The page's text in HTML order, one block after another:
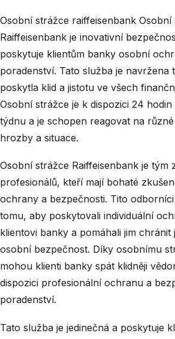
Osobní strážce raiffeisenbank Osobní
Raiffeisenbank je inovativní
poskytuje klientům banky osobní
poradenství. Tato služba je navržena
poskytla klid a jistotu ve všech
Osobní strážce je k dispozici 24
týdnu a je schopen reagovat na
hrozby a situace.
Osobní strážce Raiffeisenbank je tým
profesionálů, kteří mají bohaté
ochrany a bezpečnosti. Tito
tomu, aby poskytovali individuální
klientovi banky a pomáhali jim chránit
osobní bezpečnost. Díky osobnímu
mohou klienti banky spát klidněji
dispozici profesionální ochranu a
poradenství.
Tato služba je jedinečná a poskytuje